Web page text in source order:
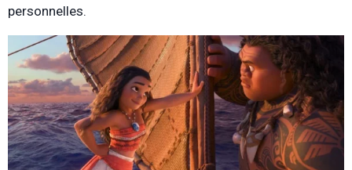
personnelles.